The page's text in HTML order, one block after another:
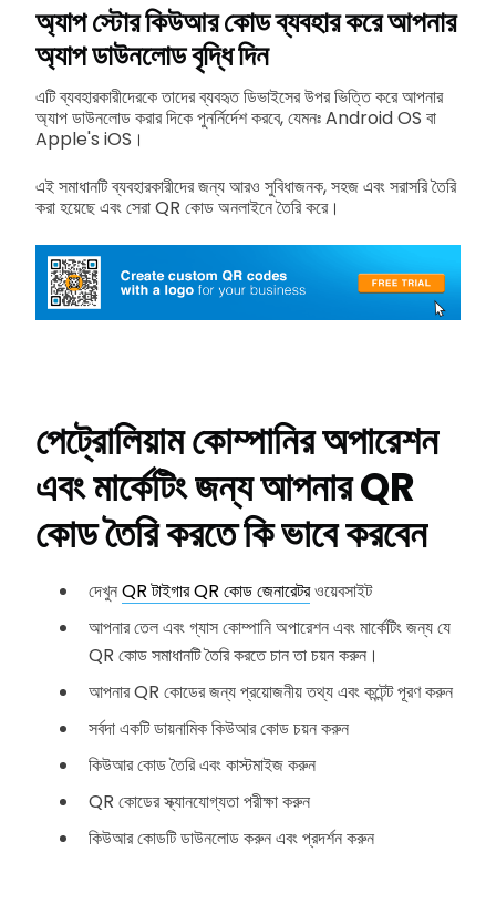
অ্যাপ স্টোর কিউআর কোড ব্যবহার করে আপনার
অ্যাপ ডাউনলোড বৃদ্ধি দিন
এটি ব্যবহারকারীদেরকে তাদের ব্যবহৃত ডিভাইসের উপর ভিত্তি করে আপনার
অ্যাপ ডাউনলোড করার দিকে পুনর্নির্দেশ করবে, যেমনঃ Android OS বা
Apple's iOS।
এই সমাধানটি ব্যবহারকারীদের জন্য আরও সুবিধাজনক, সহজ এবং সরাসরি তৈরি
করা হয়েছে এবং সেরা QR কোড অনলাইনে তৈরি করে।
পেট্রোলিয়াম কোম্পানির অপারেশন
এবং মার্কেটিং জন্য আপনার QR
কোড তৈরি করতে কি ভাবে করবেন
দেখুনQR টাইগার QR কোড জেনারেটরওয়েবসাইট
আপনার তেল এবং গ্যাস কোম্পানি অপারেশন এবং মার্কেটিং জন্য যে
QR কোড সমাধানটি তৈরি করতে চান তা চয়ন করুন।
আপনার QR কোডের জন্য প্রয়োজনীয় তথ্য এবং কন্টেন্ট পূরণ করুন
সর্বদা একটি ডায়নামিক কিউআর কোড চয়ন করুন
কিউআর কোড তৈরি এবং কাস্টমাইজ করুন
QR কোডের স্ক্যানযোগ্যতা পরীক্ষা করুন
কিউআর কোডটি ডাউনলোড করুন এবং প্রদর্শন করুন